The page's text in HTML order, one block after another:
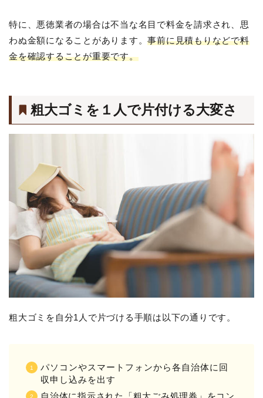
特に、悪徳業者の場合は不当な名目で料金を請求され、思
わぬ金額になることがあります。事前に見積もりなどで料
金を確認することが重要です。
粗大ゴミを１人で片付ける大変さ
粗大ゴミを自分1人で片づける手順は以下の通りです。
パソコンやスマートフォンから各自治体に回
収申し込みを出す